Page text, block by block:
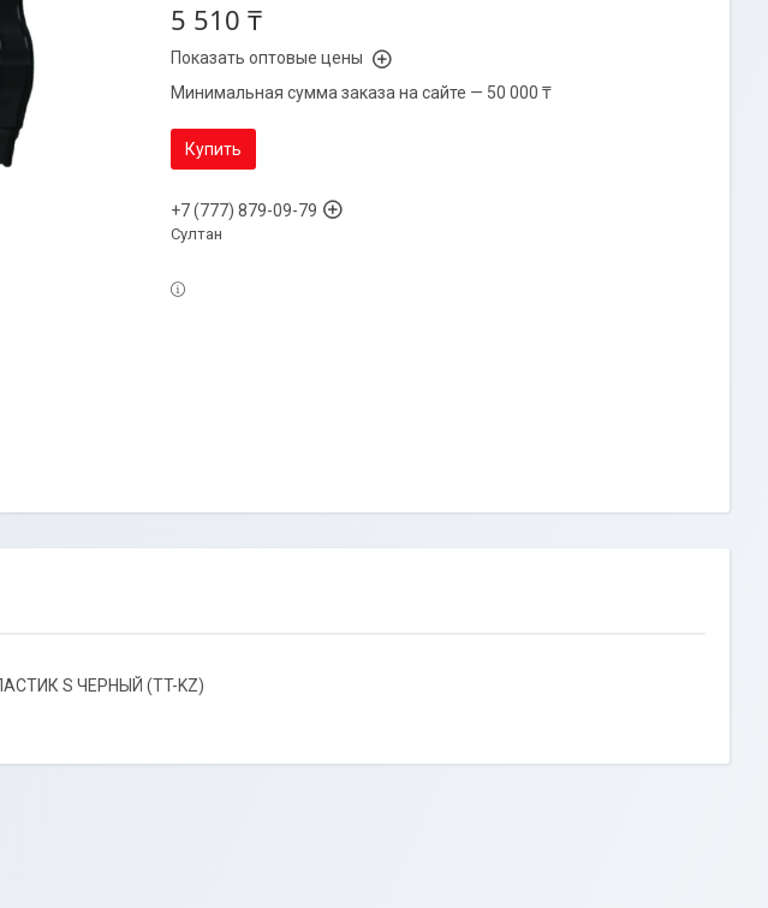
5 510 ₸
Показать оптовые цены
Минимальная сумма заказа на сайте — 50 000 ₸
Купить
+7 (777) 879-09-79
Султан
S ЧЕРНЫЙ (TT-KZ)